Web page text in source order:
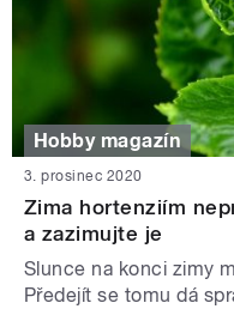
Hobby magazín
3. prosinec 2020
Zima hortenziím
a zazimujte je
Slunce na konci zimy
Předejít se tomu dá